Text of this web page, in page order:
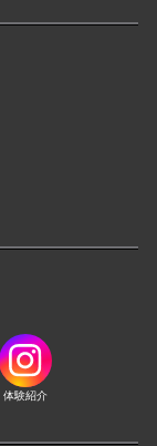
体験紹介